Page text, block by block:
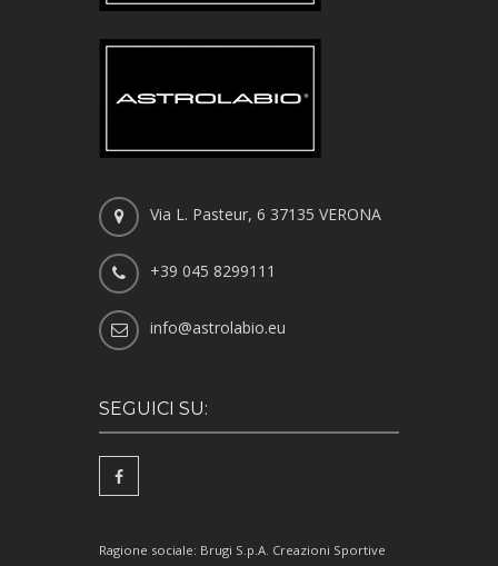
Via L. Pasteur, 6 37135 VERONA
+39 045 8299111
info@astrolabio.eu
SEGUICI SU:
Ragione sociale: Brugi S.p.A. Creazioni Sportive